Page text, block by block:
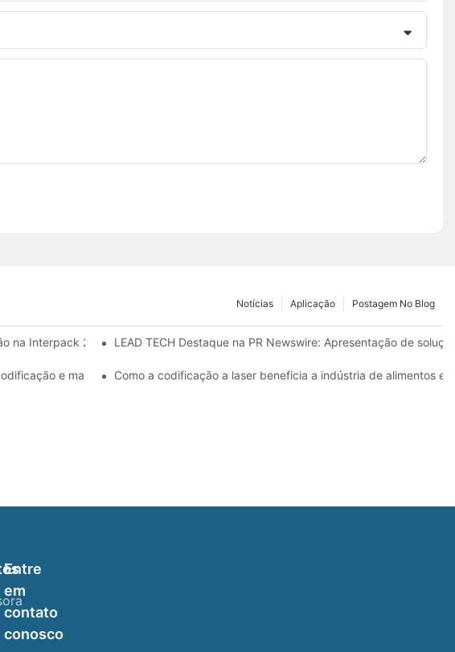
Postagem No Blog
Aplicação
Notícias
na Interpack 2026 em DüsseldorfLEAD TECH Destaque na PR Newswire: Apresentação de
e marcação de embalagens flexíveis
Como a codificação a laser beneficia a indústria de alimentos e
Entre
em
contato
conosco